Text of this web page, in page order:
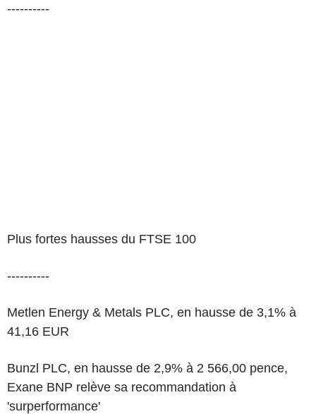
----------
Plus fortes hausses du FTSE 100
----------
Metlen Energy & Metals PLC, en hausse de 3,1% à
41,16 EUR
Bunzl PLC, en hausse de 2,9% à 2 566,00 pence,
Exane BNP relève sa recommandation à
'surperformance'